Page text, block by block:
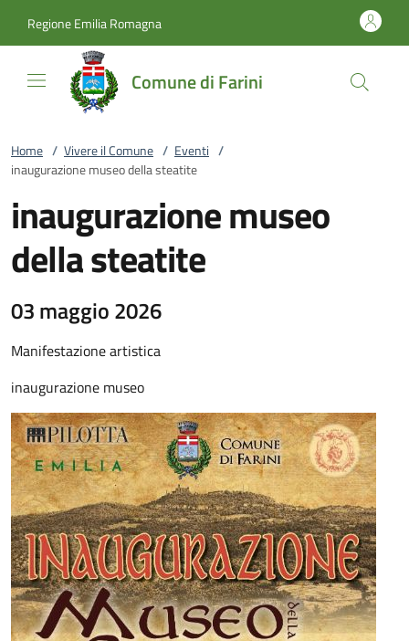
Regione Emilia Romagna
Comune di Farini
Home / Vivere il Comune / Eventi /
inaugurazione museo della steatite
inaugurazione museo
della steatite
03 maggio 2026
Manifestazione artistica
inaugurazione museo